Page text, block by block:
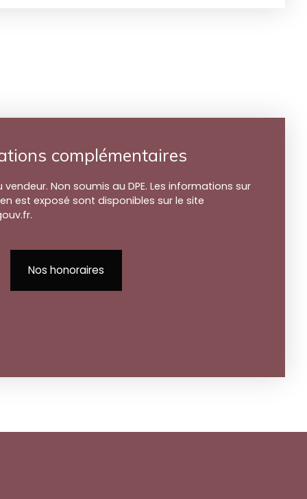
complémentaires
Non soumis au DPE. Les informations sur
est exposé sont disponibles sur le site
Nos honoraires